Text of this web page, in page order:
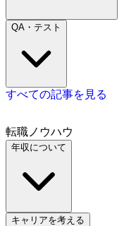
QA・テスト
すべての記事を見る
転職ノウハウ
年収について
キャリアを考える